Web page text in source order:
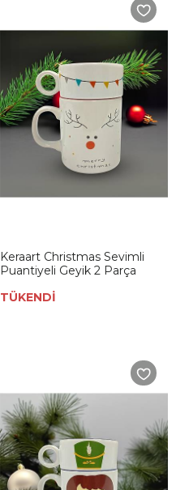
Keraart Christmas Sevimli
Puantiyeli Geyik 2 Parça
TÜKENDİ